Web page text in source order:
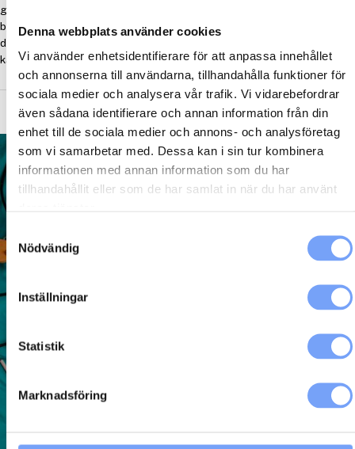
Denna webbplats använder cookies
Vi använder enhetsidentifierare för att anpassa innehållet
och annonserna till användarna, tillhandahålla funktioner för
sociala medier och analysera vår trafik. Vi vidarebefordrar
även sådana identifierare och annan information från din
enhet till de sociala medier och annons- och analysföretag
som vi samarbetar med. Dessa kan i sin tur kombinera
informationen med annan information som du har
tillhandahållit eller som de har samlat in när du har använt
Nödvändig
Inställningar
Statistik
Marknadsföring
genom sin räckvidd
bygga kännedom och preferens för ditt varumärke, addera räckvidd till
din andra
kampanjer eller stå på egna ben.